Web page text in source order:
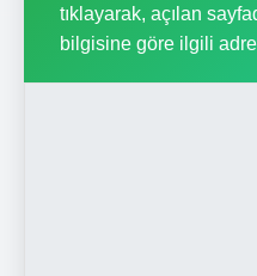
tıklayarak, açılan
bilgisine göre ilgili